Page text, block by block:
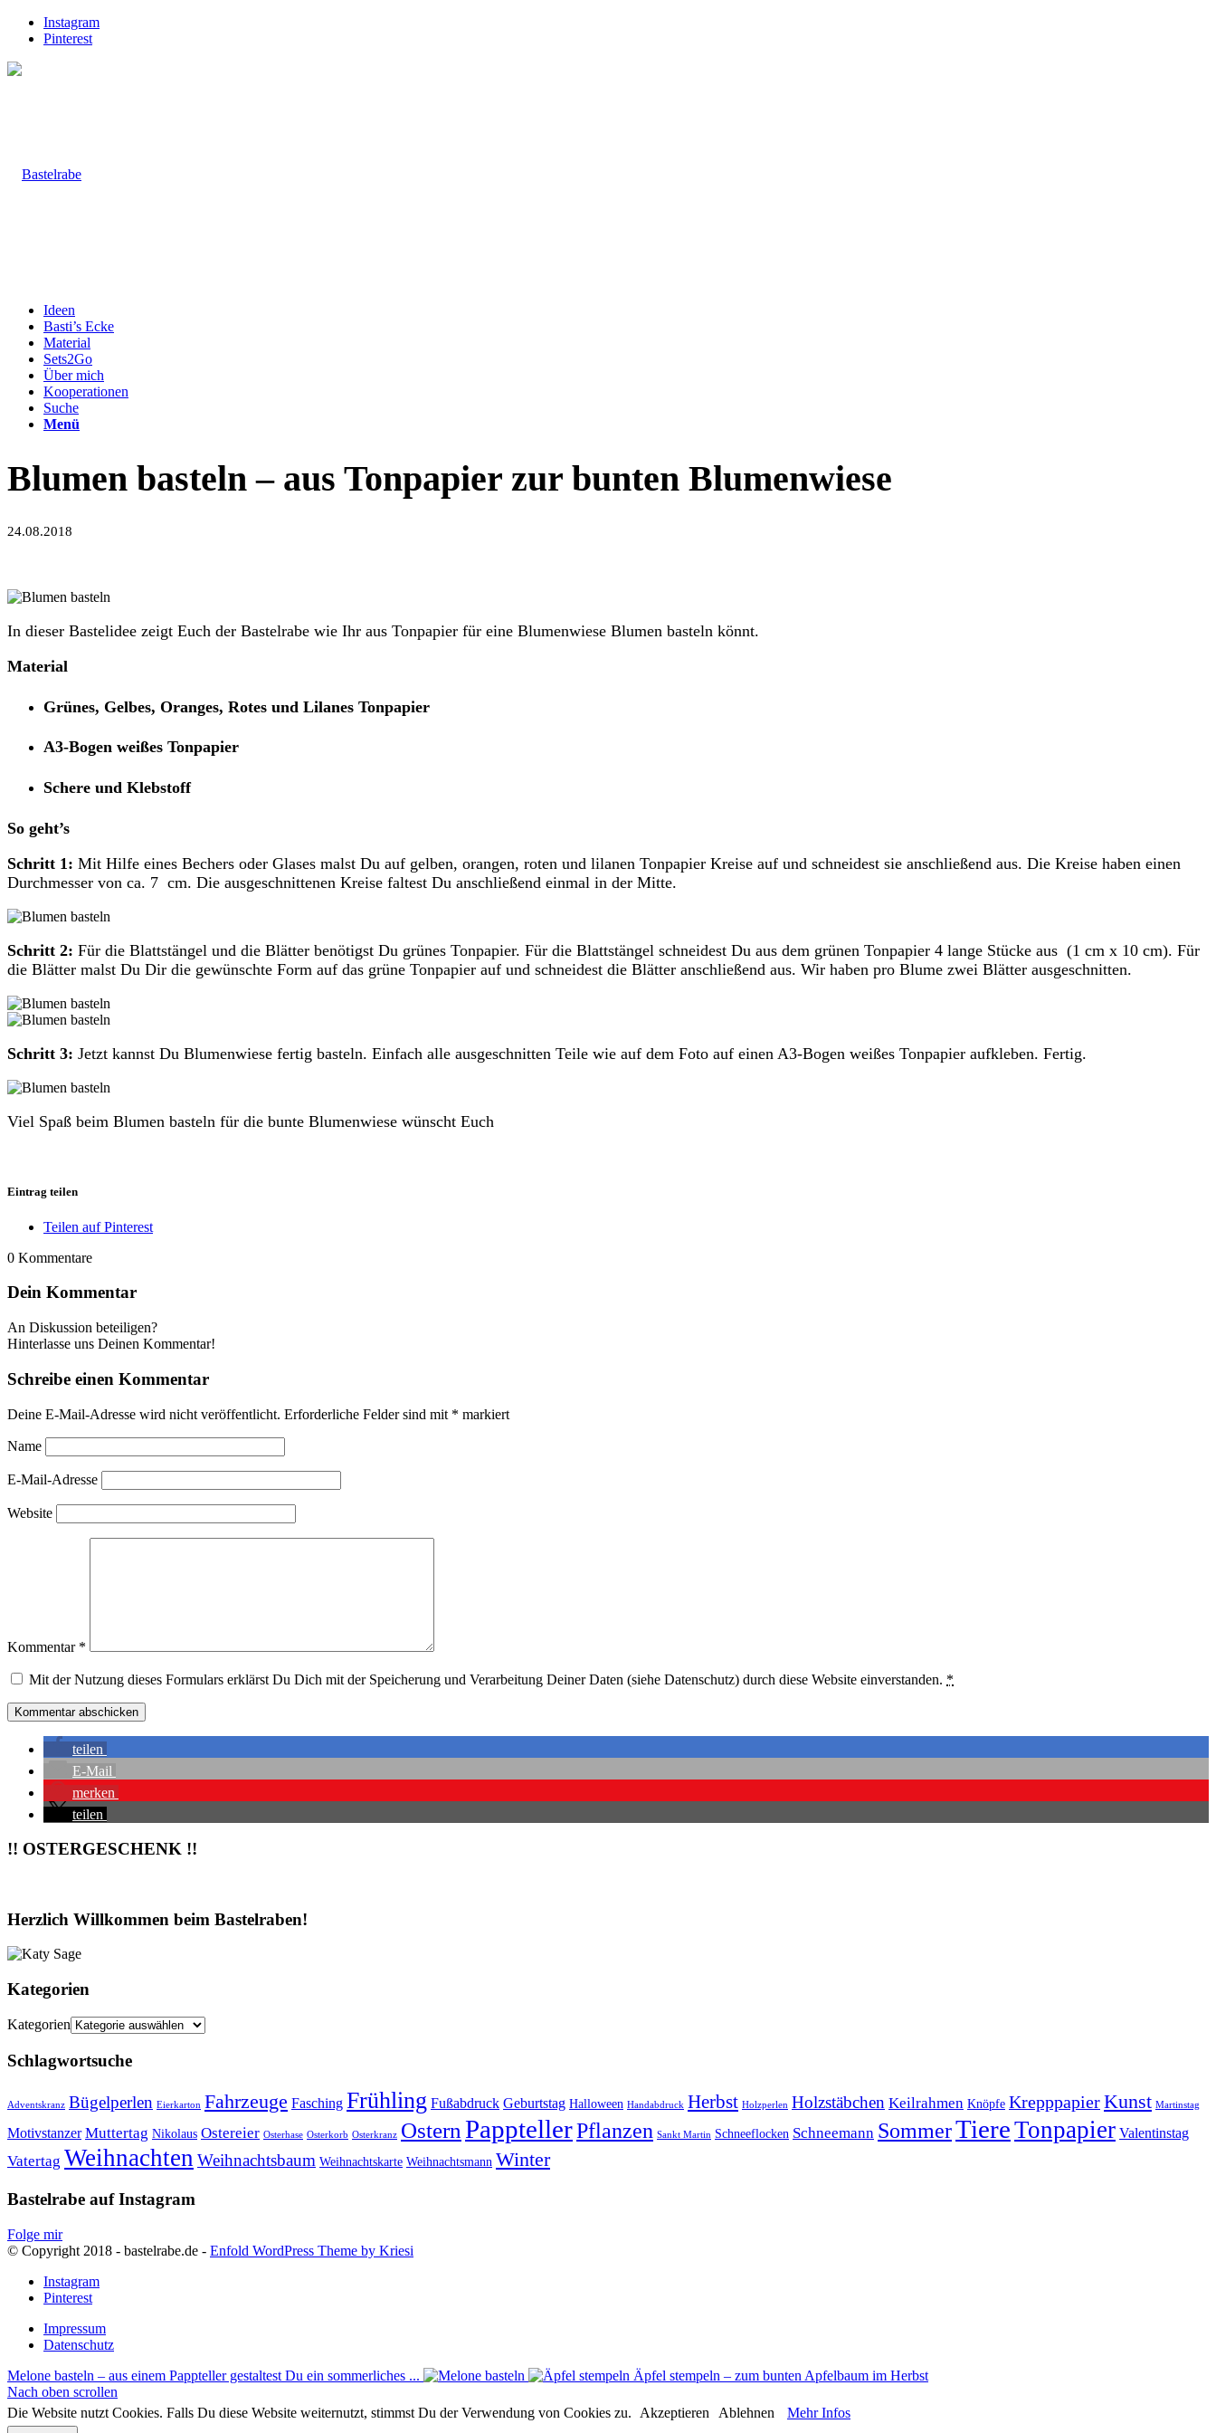
Instagram
Pinterest
Ideen
Basti’s Ecke
Material
Sets2Go
Über mich
Kooperationen
Suche
Menü
Blumen basteln – aus Tonpapier zur bunten Blumenwiese
24.08.2018
In dieser Bastelidee zeigt Euch der Bastelrabe wie Ihr aus Tonpapier für eine Blumenwiese Blumen basteln könnt.
Material
Grünes, Gelbes, Oranges, Rotes und Lilanes Tonpapier
A3-Bogen weißes Tonpapier
Schere und Klebstoff
So geht’s
Schritt 1: Mit Hilfe eines Bechers oder Glases malst Du auf gelben, orangen, roten und lilanen Tonpapier Kreise auf und schneidest sie anschließend aus. Die Kreise haben einen
Durchmesser von ca. 7 cm. Die ausgeschnittenen Kreise faltest Du anschließend einmal in der Mitte.
Schritt 2: Für die Blattstängel und die Blätter benötigst Du grünes Tonpapier. Für die Blattstängel schneidest Du aus dem grünen Tonpapier 4 lange Stücke aus (1 cm x 10 cm). Für
die Blätter malst Du Dir die gewünschte Form auf das grüne Tonpapier auf und schneidest die Blätter anschließend aus. Wir haben pro Blume zwei Blätter ausgeschnitten.
Schritt 3: Jetzt kannst Du Blumenwiese fertig basteln. Einfach alle ausgeschnitten Teile wie auf dem Foto auf einen A3-Bogen weißes Tonpapier aufkleben. Fertig.
Viel Spaß beim Blumen basteln für die bunte Blumenwiese wünscht Euch
Eintrag teilen
Teilen auf Pinterest
0 Kommentare
Dein Kommentar
An Diskussion beteiligen?
Hinterlasse uns Deinen Kommentar!
Schreibe einen Kommentar
Deine E-Mail-Adresse wird nicht veröffentlicht. Erforderliche Felder sind mit * markiert
Name
E-Mail-Adresse
Website
Kommentar *
Mit der Nutzung dieses Formulars erklärst Du Dich mit der Speicherung und Verarbeitung Deiner Daten (siehe Datenschutz) durch diese Website einverstanden. *
teilen
E-Mail
merken
teilen
!! OSTERGESCHENK !!
Herzlich Willkommen beim Bastelraben!
Kategorien
Kategorien
Schlagwortsuche
Adventskranz Bügelperlen Eierkarton Fahrzeuge Fasching Frühling Fußabdruck Geburtstag Halloween Handabdruck Herbst Holzperlen Holzstäbchen Keilrahmen Knöpfe KrepppapierKunst Martinstag
Motivstanzer Muttertag Nikolaus Ostereier Osterhase Osterkorb Osterkranz Ostern PapptellerPflanzen Sankt Martin Schneeflocken Schneemann SommerTiereTonpapier Valentinstag
Vatertag Weihnachten Weihnachtsbaum Weihnachtskarte Weihnachtsmann Winter
Bastelrabe auf Instagram
Folge mir
© Copyright 2018 - bastelrabe.de - Enfold WordPress Theme by Kriesi
Instagram
Pinterest
Impressum
Datenschutz
Melone basteln – aus einem Pappteller gestaltest Du ein sommerliches ...
Äpfel stempeln – zum bunten Apfelbaum im Herbst
Nach oben scrollen
Die Website nutzt Cookies. Falls Du diese Website weiternutzt, stimmst Du der Verwendung von Cookies zu.
Akzeptieren Ablehnen Mehr Infos